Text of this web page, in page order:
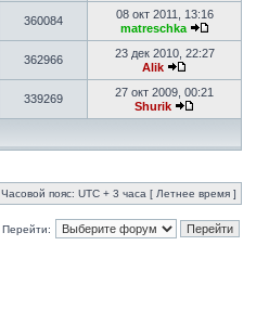
360084
08 окт 2011, 13:16
matreschka
362966
23 дек 2010, 22:27
Alik
339269
27 окт 2009, 00:21
Shurik
Часовой пояс: UTC + 3 часа [ Летнее время ]
Перейти: